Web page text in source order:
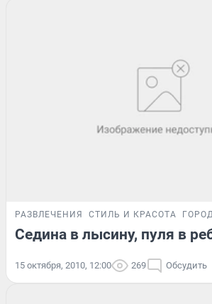
РАЗВЛЕЧЕНИЯ СТИЛЬ И КРАСОТА ГОРОД
Седина в лысину, пуля в
15 октября, 2010, 12:00 269 Обсудить